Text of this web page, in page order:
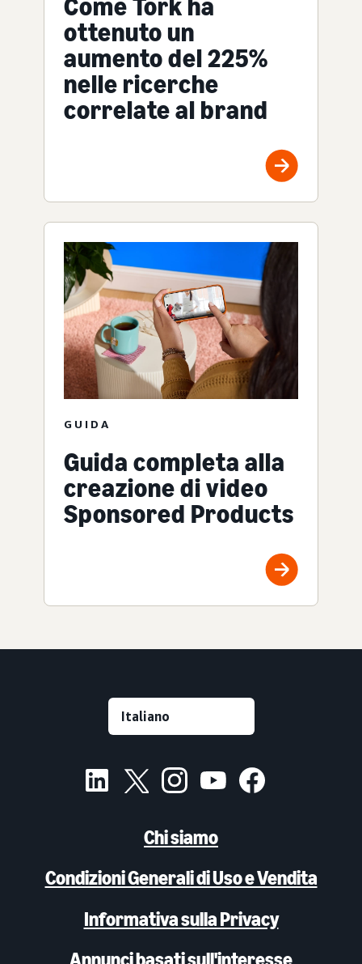
Come Tork ha
ottenuto un
aumento del 225%
nelle ricerche
correlate al brand
GUIDA
Guida completa alla
creazione di video
Sponsored Products
Chi siamo
Condizioni Generali di Uso e Vendita
Informativa sulla Privacy